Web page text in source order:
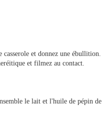
et donnez une ébullition.
et filmez au contact.
le lait et l'huile de pépin de